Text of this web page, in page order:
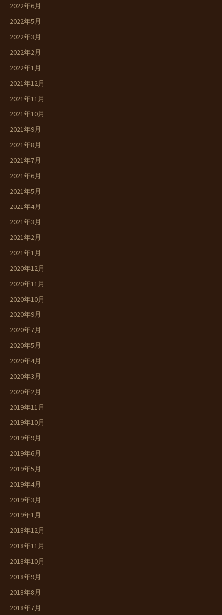
2022年6月
2022年5月
2022年3月
2022年2月
2022年1月
2021年12月
2021年11月
2021年10月
2021年9月
2021年8月
2021年7月
2021年6月
2021年5月
2021年4月
2021年3月
2021年2月
2021年1月
2020年12月
2020年11月
2020年10月
2020年9月
2020年7月
2020年5月
2020年4月
2020年3月
2020年2月
2019年11月
2019年10月
2019年9月
2019年6月
2019年5月
2019年4月
2019年3月
2019年1月
2018年12月
2018年11月
2018年10月
2018年9月
2018年8月
2018年7月